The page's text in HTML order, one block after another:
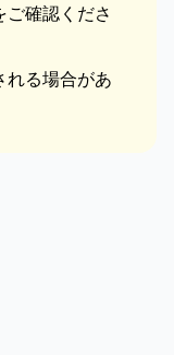
確認くださ
れる場合があ